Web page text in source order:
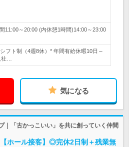
11:00～20:00 (内休憩1時間)14:00～23:00
フト制（4週8休）* 年間有給休暇10日～
…
気になる
｜「古かっこいい」を共に創っていく仲間
ホール接客】◎完休2日制＋残業無